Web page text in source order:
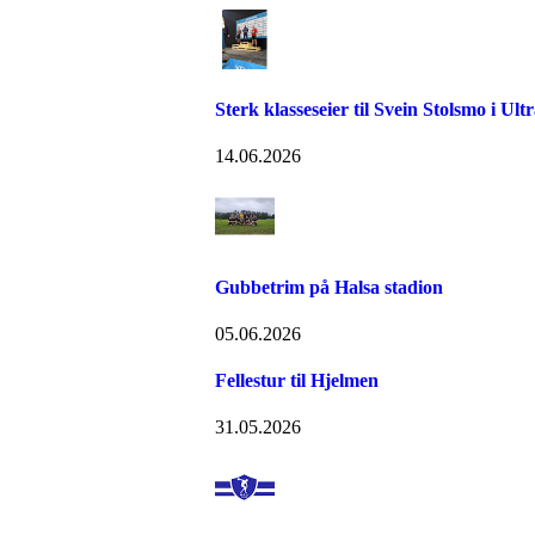
Sterk klasseseier til Svein Stolsmo i
14.06.2026
Gubbetrim på Halsa stadion
05.06.2026
Fellestur til Hjelmen
31.05.2026